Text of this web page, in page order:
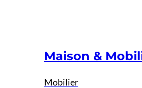
Maison &
Mobilier